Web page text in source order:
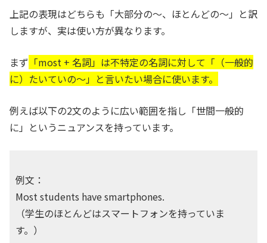
上記の表現はどちらも「大部分の～、ほとんどの～」と訳
しますが、実は使い方が異なります。
まず 「most + 名詞」は不特定の名詞に対して「（一般的
に）たいていの～」と言いたい場合に使います。
例えば以下の2文のように広い範囲を指し「世間一般的
に」というニュアンスを持っています。
例文：
Most students have smartphones.
（学生のほとんどはスマートフォンを持っていま
す。）